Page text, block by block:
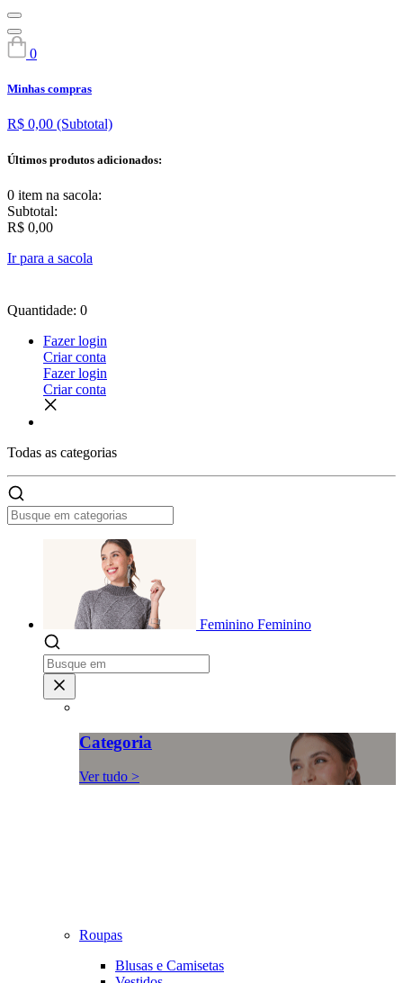
0
Minhas compras
R$ 0,00 (Subtotal)
Últimos produtos adicionados:
0 item na sacola:
Subtotal:
R$ 0,00
Ir para a sacola
Quantidade: 0
Fazer login
Criar conta
Fazer login
Criar conta
Todas as categorias
Feminino Feminino
Categoria
Ver tudo >
Roupas
Blusas e Camisetas